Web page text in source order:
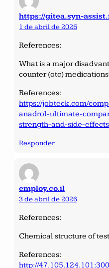
https://gitea.syn-
1 de abril de 2026
References:
What is a major
counter (otc)
References:
https://jobteck.com/
anadrol-ultimate-
strength-and-side-
Responder
employ.co.il
3 de abril de 2026
References:
Chemical structure of
References:
http://